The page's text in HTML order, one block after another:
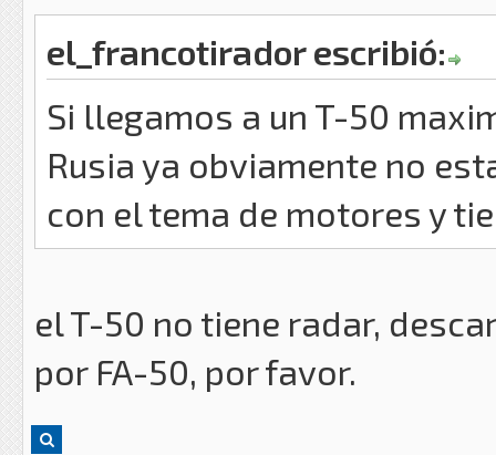
el_francotirador escribió:
Si llegamos a un T-50
Rusia ya obviamente no
con el tema de motores y
el T-50 no tiene radar,
por FA-50, por favor.